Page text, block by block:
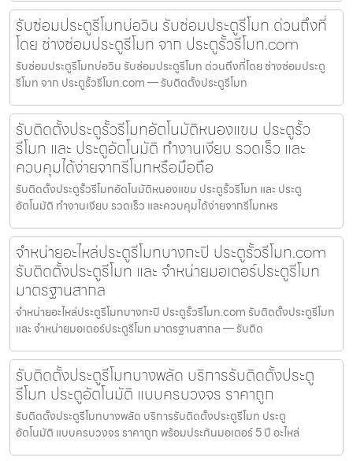
รับซ่อมประตูรีโมทบ่อวิน รับซ่อมประตูรีโมท ด่วนถึงที่
โดย ช่างซ่อมประตูรีโมท จาก ประตูรั้วรีโมท.com
รับซ่อมประตูรีโมทบ่อวิน รับซ่อมประตูรีโมท ด่วนถึงที่โดย ช่างซ่อมประตู
รีโมท จาก ประตูรั้วรีโมท.com — รับติดตั้งประตูรีโมท
รับติดตั้งประตูรั้วรีโมทอัตโนมัติหนองแขม ประตูรั้ว
รีโมท และ ประตูอัตโนมัติ ทำงานเงียบ รวดเร็ว และ
ควบคุมได้ง่ายจากรีโมทหรือมือถือ
รับติดตั้งประตูรั้วรีโมทอัตโนมัติหนองแขม ประตูรั้วรีโมท และ ประตู
อัตโนมัติ ทำงานเงียบ รวดเร็ว และควบคุมได้ง่ายจากรีโมทหร
จำหน่ายอะไหล่ประตูรีโมทบางกะปิ ประตูรั้วรีโมท.com
รับติดตั้งประตูรีโมท และ จำหน่ายมอเตอร์ประตูรีโมท
มาตรฐานสากล
จำหน่ายอะไหล่ประตูรีโมทบางกะปิ ประตูรั้วรีโมท.com รับติดตั้งประตูรีโมท
และ จำหน่ายมอเตอร์ประตูรีโมท มาตรฐานสากล — รับติด
รับติดตั้งประตูรีโมทบางพลัด บริการรับติดตั้งประตู
รีโมท ประตูอัตโนมัติ แบบครบวงจร ราคาถูก
รับติดตั้งประตูรีโมทบางพลัด บริการรับติดตั้งประตูรีโมท ประตู
อัตโนมัติ แบบครบวงจร ราคาถูก พร้อมประกันมอเตอร์ 5 ปี อะไหล่